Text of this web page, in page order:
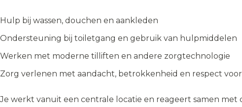
Hulp bij wassen, douchen en aankleden
Ondersteuning bij toiletgang en gebruik van hulpmiddelen
Werken met moderne tilliften en andere zorgtechnologie
Zorg verlenen met aandacht, betrokkenheid en respect
Je werkt vanuit een centrale locatie en reageert samen met